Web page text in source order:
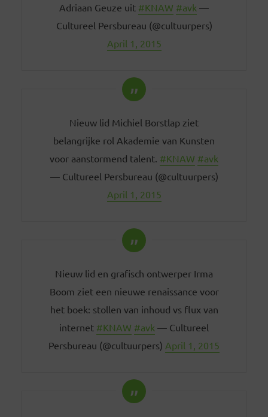
Adriaan Geuze uit #KNAW #avk —
Cultureel Persbureau (@cultuurpers)
April 1, 2015
Nieuw lid Michiel Borstlap ziet
belangrijke rol Akademie van Kunsten
voor aanstormend talent. #KNAW #avk
— Cultureel Persbureau (@cultuurpers)
April 1, 2015
Nieuw lid en grafisch ontwerper Irma
Boom ziet een nieuwe renaissance voor
het boek: stollen van inhoud vs flux van
internet #KNAW #avk — Cultureel
Persbureau (@cultuurpers) April 1, 2015